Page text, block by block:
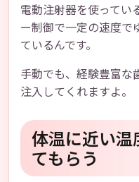
電動注射器を使ってい
ー制御で一定の速度で
ているんです。
手動でも、経験豊富な
注入してくれますよ。
体温に近い温
てもらう